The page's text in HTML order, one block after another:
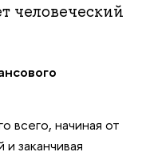
человеческий
всего, начиная от
заканчивая